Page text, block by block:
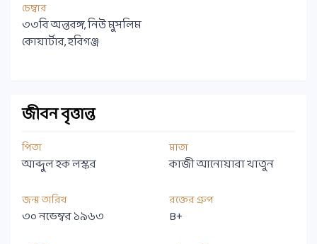
চেম্বার
৩৩বি অন্তরঙ্গ, নিউ মুসলিম
কোয়ার্টার, হবিগঞ্জ
জীবন বৃত্তান্ত
পিতা
আব্দুল হক লস্কর
মাতা
কাজী আনোয়ারা খাতুন
জন্ম তারিখ
৩০ নভেম্বর ১৯৬৩
রক্তের গ্রুপ
B+